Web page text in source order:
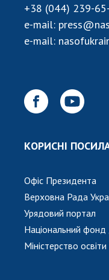
НОВИНИ
ЗАСІДАННЯ
МЕДІА ПРО НАС
АКАДЕМІЯ
КАБІНЕТ
+38 (044) 239-
e-mail:
e-mail:
КОРИСНІ
Офіс Президента
Верховна Рада
Урядовий портал
Національний фонд
Міністерство